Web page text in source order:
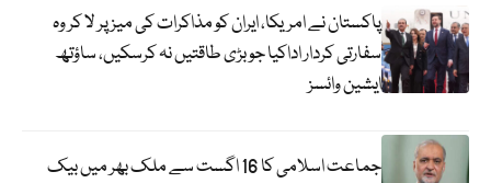
پاکستان نے امریکا، ایران کو مذاکرات کی میز پر لا کر وہ
سفارتی کردار اداکیا جو بڑی طاقتیں نہ کرسکیں، ساؤتھ
ایشین وائسز
جماعت اسلامی کا 16 اگست سے ملک بھر میں بیک